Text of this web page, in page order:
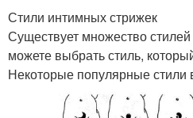
Стили интимных стрижек
Существует множество
можете выбрать стиль,
Некоторые популярные стили